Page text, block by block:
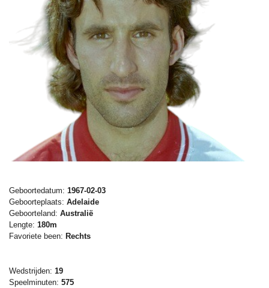
Geboortedatum: 1967-02-03
Geboorteplaats: Adelaide
Geboorteland: Australië
Lengte: 180m
Favoriete been: Rechts
Wedstrijden: 19
Speelminuten: 575